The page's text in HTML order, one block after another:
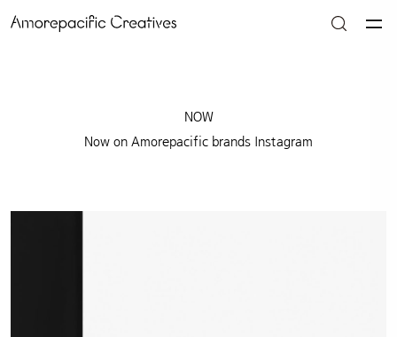
NOW
Now on Amorepacific brands Instagram